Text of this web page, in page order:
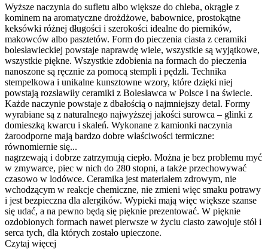
Wyższe naczynia do sufletu albo większe do chleba, okrągłe z
kominem na aromatyczne drożdżowe, babownice, prostokątne
keksówki różnej długości i szerokości idealne do pierników,
makowców albo pasztetów. Form do pieczenia ciasta z ceramiki
bolesławieckiej powstaje naprawdę wiele, wszystkie są wyjątkowe,
wszystkie piękne. Wszystkie zdobienia na formach do pieczenia
nanoszone są ręcznie za pomocą stempli i pędzli. Technika
stempelkowa i unikalne kunsztowne wzory, które dzięki niej
powstają rozsławiły ceramiki z Bolesławca w Polsce i na świecie.
Każde naczynie powstaje z dbałością o najmniejszy detal. Formy
wyrabiane są z naturalnego najwyższej jakości surowca – glinki z
domieszką kwarcu i skaleń. Wykonane z kamionki naczynia
żaroodporne mają bardzo dobre właściwości termiczne:
równomiernie się...
nagrzewają i dobrze zatrzymują ciepło. Można je bez problemu myć
w zmywarce, piec w nich do 280 stopni, a także przechowywać
czasowo w lodówce. Ceramika jest materiałem zdrowym, nie
wchodzącym w reakcje chemiczne, nie zmieni więc smaku potrawy
i jest bezpieczna dla alergików. Wypieki mają więc większe szanse
się udać, a na pewno będą się pięknie prezentować. W pięknie
ozdobionych formach nawet pierwsze w życiu ciasto zawojuje stół i
serca tych, dla których zostało upieczone.
Czytaj więcej